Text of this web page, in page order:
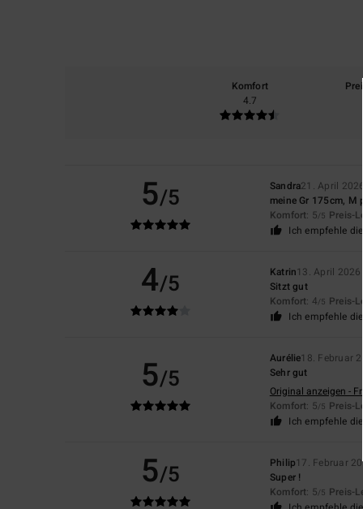
Komfort
4.7
5/5 Sandra21. April
meine Gr 175cm,
Komfort: 5/5 Preis-
Ich empfehle
4/5 Katrin13. April 2026
Sitzt gut
Komfort: 4/5 Preis-
Ich empfehle
5/5
Aurélie18. Februar
Sehr gut
Original anzeigen -
Komfort: 5/5 Preis-
Ich empfehle
5/5 Philip17. Februar
Super !
Komfort: 5/5 Preis-